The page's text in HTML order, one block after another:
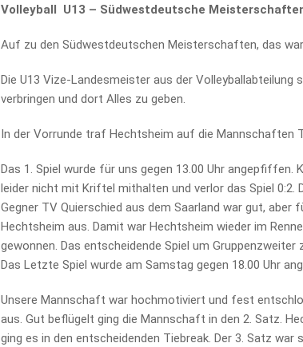
Volleyball U13 – Südwestdeutsche
Auf zu den Südwestdeutschen Meisterschaften, das
Die U13 Vize-Landesmeister aus der
verbringen und dort Alles zu geben.
In der Vorrunde traf Hechtsheim auf die Mannschaften
Das 1. Spiel wurde für uns gegen 13.00 Uhr
leider nicht mit Kriftel mithalten und verlor das Spiel 0:2.
Gegner TV Quierschied aus dem Saarland war gut,
Hechtsheim aus. Damit war Hechtsheim wieder im
gewonnen. Das entscheidende Spiel um
Das Letzte Spiel wurde am Samstag gegen 18.00 Uhr
Unsere Mannschaft war hochmotiviert und fest
aus. Gut beflügelt ging die Mannschaft in den 2. Satz.
ging es in den entscheidenden Tiebreak. Der 3. Satz